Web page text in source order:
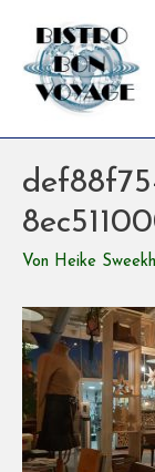
Von Heike